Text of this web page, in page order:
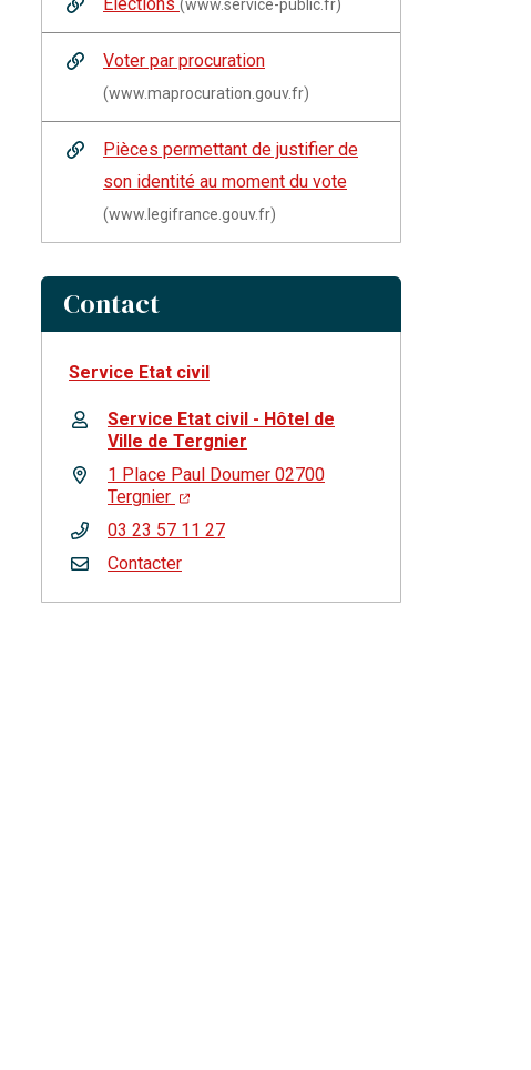
(www.service-public.fr)
Voter par procuration
(www.maprocuration.gouv.fr)
Pièces permettant de justifier de
son identité au moment du vote
(www.legifrance.gouv.fr)
Contact
Service Etat civil
Service Etat civil - Hôtel de
Ville de Tergnier
1 Place Paul Doumer 02700
Tergnier
03 23 57 11 27
Contacter